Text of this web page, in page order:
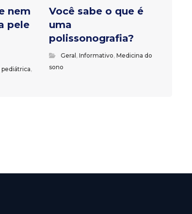
nem
pele
,
Você sabe o que é
uma
polissonografia?
Geral ,Informativo,Medicina do
sono